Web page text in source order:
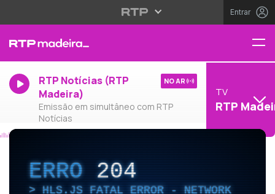
Entrar
RTP Notícias (RTP
Madeira)
Emissão em simultâneo com RTP
Notícias
NO AR
TV
RTP
ERRO204
HLS.JS FATAL ERROR - NETWORK